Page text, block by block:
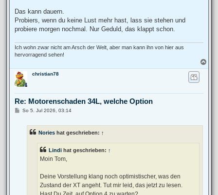
Das kann dauern.
Probiers, wenn du keine Lust mehr hast, lass sie stehen und
probiere morgen nochmal. Nur Geduld, das klappt schon.
Ich wohn zwar nicht am Arsch der Welt, aber man kann ihn von hier aus
hervorragend sehen!
a
christian78
Re: Motorenschaden 34L, welche Option
BSo 5. Jul 2026, 03:14
Nories hat geschrieben: ↑
Lindi hat geschrieben: ↑
Moin Tom,
Deine Vorstellung klang noch optimistischer, was den
Zustand der XT angeht. Tut mir leid, das jetzt zu lesen.